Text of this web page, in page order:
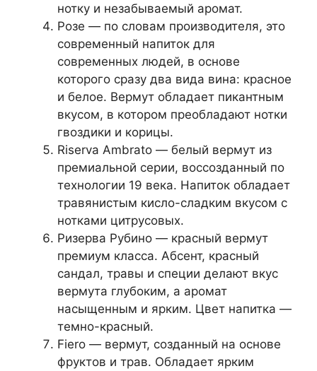
нотку и незабываемый аромат.
Розе — по словам производителя, это
современный напиток для
современных людей, в основе
которого сразу два вида вина: красное
и белое. Вермут обладает пикантным
вкусом, в котором преобладают нотки
гвоздики и корицы.
Riserva Ambrato — белый вермут из
премиальной серии, воссозданный по
технологии 19 века. Напиток обладает
травянистым кисло-сладким вкусом с
нотками цитрусовых.
Ризерва Рубино — красный вермут
премиум класса. Абсент, красный
сандал, травы и специи делают вкус
вермута глубоким, а аромат
насыщенным и ярким. Цвет напитка —
темно-красный.
Fiero — вермут, созданный на основе
фруктов и трав. Обладает ярким